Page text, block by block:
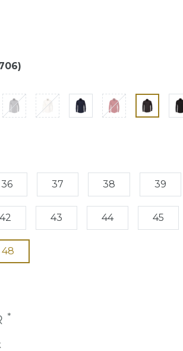
36 37 38 39
42 43 44 45
48
*